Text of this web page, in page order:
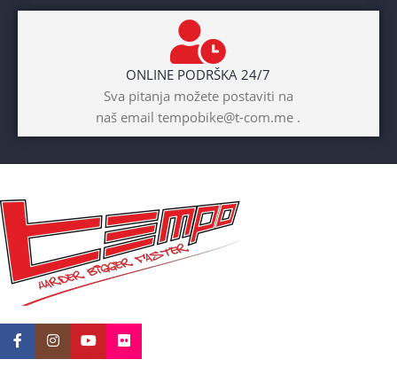
BICIKLI-KOČNICE
Disk mehanički
ONLINE PODRŠKA 24/7
Sva pitanja možete postaviti na
naš email tempobike@t-com.me .